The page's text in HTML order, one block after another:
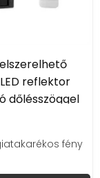
reflektor
dőlésszöggel
fény